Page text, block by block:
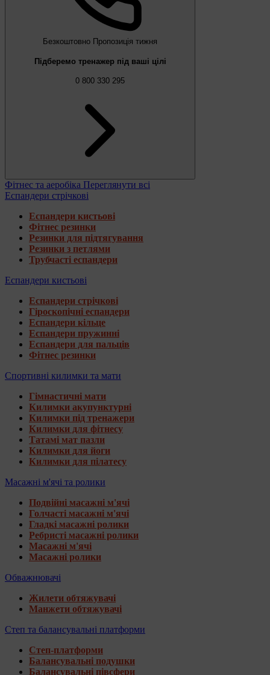
Безкоштовно Пропозиція тижня
Підберемо тренажер під ваші цілі
0 800 330 295
Фітнес та аеробіка Переглянути всі
Еспандери стрічкові
Еспандери кистьові
Фітнес резинки
Резинки для підтягування
Резинки з петлями
Трубчасті еспандери
Еспандери кистьові
Еспандери стрічкові
Гіроскопічні еспандери
Еспандери кільце
Еспандери пружинні
Еспандери для пальців
Фітнес резинки
Спортивні килимки та мати
Гімнастичні мати
Килимки акупунктурні
Килимки під тренажери
Килимки для фітнесу
Татамі мат пазли
Килимки для йоги
Килимки для пілатесу
Масажні м'ячі та ролики
Подвійні масажні м'ячі
Голчасті масажні м'ячі
Гладкі масажні ролики
Ребристі масажні ролики
Масажні м'ячі
Масажні ролики
Обважнювачі
Жилети обтяжувачі
Манжети обтяжувачі
Степ та балансувальні платформи
Степ-платформи
Балансувальні подушки
Балансувальні півсфери